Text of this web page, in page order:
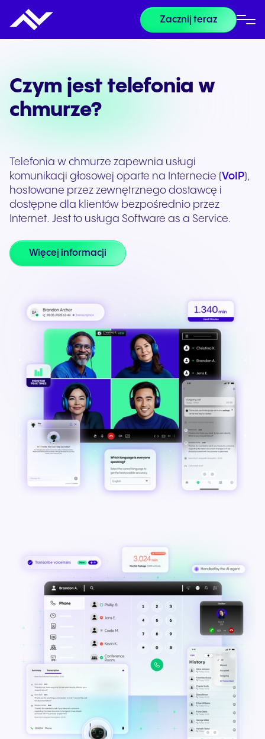
Zacznij teraz
Czym jest telefonia w
chmurze?
Telefonia w chmurze zapewnia usługi
komunikacji głosowej oparte na Internecie (VoIP),
hostowane przez zewnętrznego dostawcę i
dostępne dla klientów bezpośrednio przez
Internet. Jest to usługa Software as a Service.
Więcej informacji